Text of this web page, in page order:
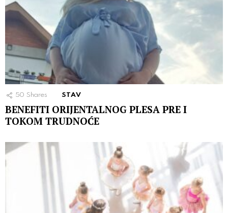
50 Shares STAV
BENEFITI ORIJENTALNOG PLESA PRE I
TOKOM TRUDNOĆE